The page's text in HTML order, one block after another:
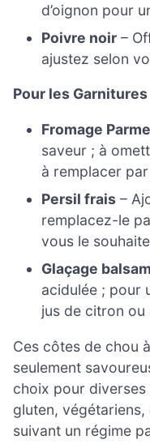
d’oignon pour
Poivre noir –
ajustez selon
Pour les Garnitures
Fromage
saveur ; à
à remplacer
Persil frais –
remplacez-le
vous le
Glaçage
acidulée ; pour
jus de citron ou
Ces côtes de chou
seulement
choix pour diverses
gluten,
suivant un régime